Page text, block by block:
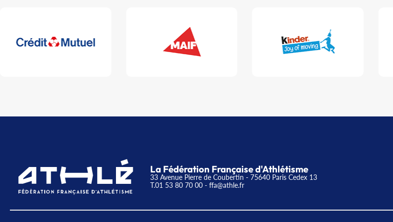
La Fédération Française d'Athlétisme
33 Avenue Pierre de Coubertin - 75640 Paris Cedex 13
T.01 53 80 70 00 - ffa@athle.fr